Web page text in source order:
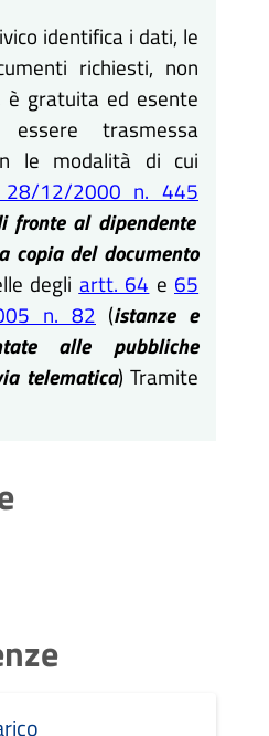
identifica i dati, le
richiesti, non
è gratuita ed esente
trasmessa
le modalità di cui
12/2000 n. 445
fronte al dipendente
copia del documento
degli artt. 64 e 65
n. 82 (istanze e
alle pubbliche
telematica) Tramite